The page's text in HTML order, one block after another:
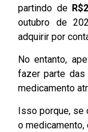
partindo de
outubro de
adquirir por
No entanto,
fazer parte
medicamento
Isso porque,
o medicamento,